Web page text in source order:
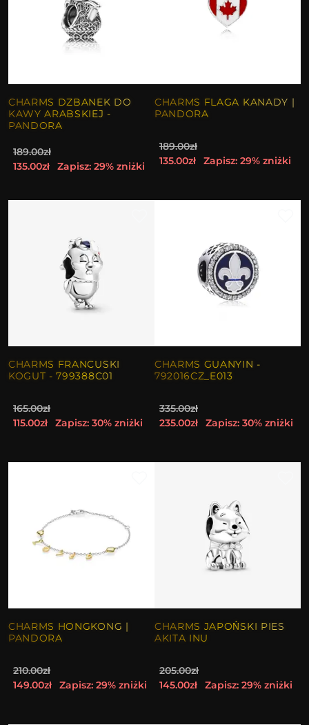
CHARMS DZBANEK DO
KAWY ARABSKIEJ -
PANDORA
189.00zł
135.00zł
Zapisz: 29% zniżki
CHARMS FLAGA KANADY |
PANDORA
189.00zł
135.00zł
Zapisz: 29% zniżki
CHARMS FRANCUSKI
KOGUT - 799388C01
165.00zł
115.00zł
Zapisz: 30% zniżki
CHARMS GUANYIN -
792016CZ_E013
335.00zł
235.00zł
Zapisz: 30% zniżki
CHARMS HONGKONG |
PANDORA
210.00zł
149.00zł
Zapisz: 29% zniżki
CHARMS JAPOŃSKI PIES
AKITA INU
205.00zł
145.00zł
Zapisz: 29% zniżki